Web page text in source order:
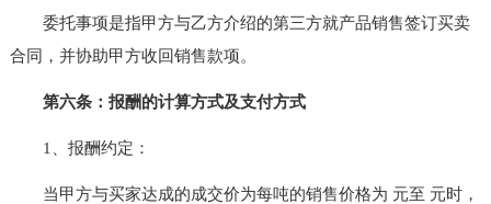
委托事项是指甲方与乙方介绍的第三方就产品销售签订买卖
合同，并协助甲方收回销售款项。
第六条：报酬的计算方式及支付方式
1、报酬约定：
当甲方与买家达成的成交价为每吨的销售价格为 元至 元时，